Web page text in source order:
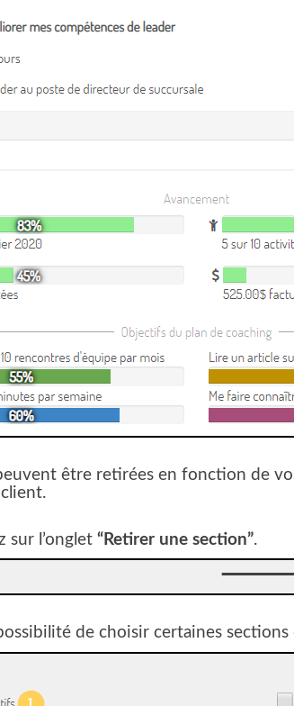
être retirées en fonction de
sur l’onglet “Retirer une section”.
de choisir certaines